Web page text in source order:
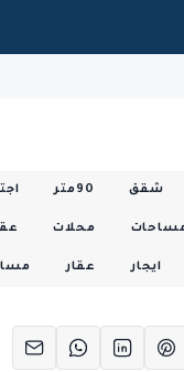
شقق 90متر
محلات
ايجار عقار